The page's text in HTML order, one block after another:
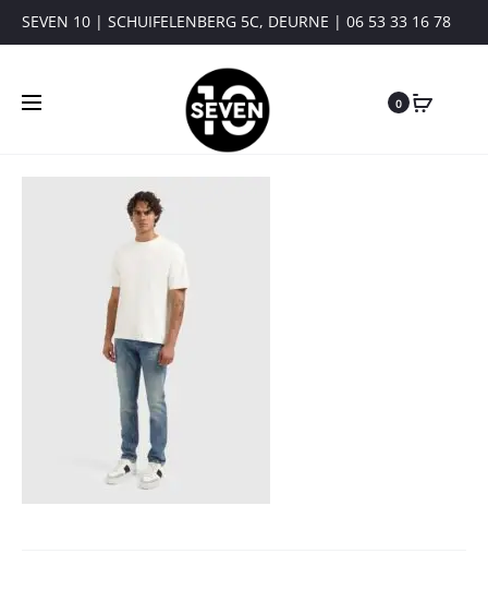
SEVEN 10 | SCHUIFELENBERG 5C, DEURNE | 06 53 33 16 78
0